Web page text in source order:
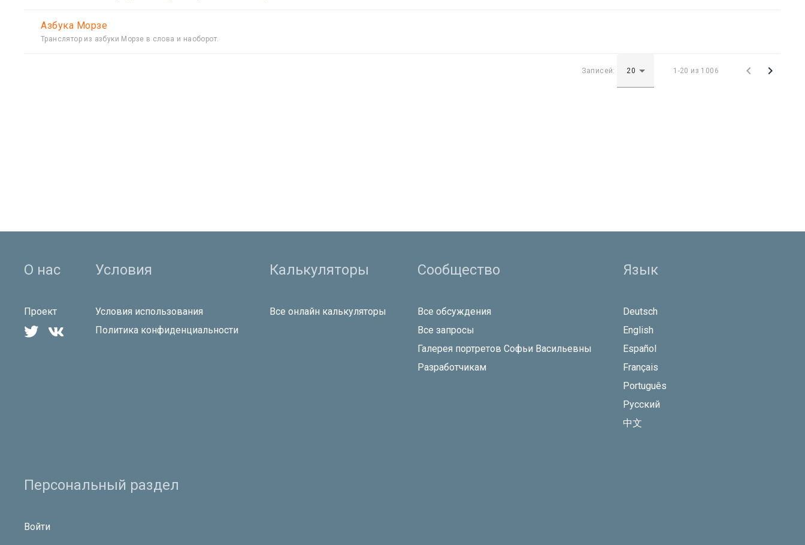
Азбука Морзе
Транслятор из азбуки Морзе в слова и наоборот.
Записей: 1-20 из 1006  
О нас
Проект
 
Условия
Условия использования
Политика конфиденциальности
Калькуляторы
Все онлайн калькуляторы
Сообщество
Все обсуждения
Все запросы
Галерея портретов Софьи Васильевны
Разработчикам
Язык
Deutsch
English
Español
Français
Português
Русский
中文
Персональный раздел
Войти